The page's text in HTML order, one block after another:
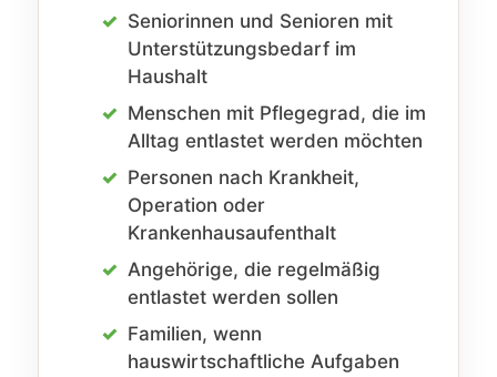
Seniorinnen und Senioren mit
Unterstützungsbedarf im
Haushalt
Menschen mit Pflegegrad, die im
Alltag entlastet werden möchten
Personen nach Krankheit,
Operation oder
Krankenhausaufenthalt
Angehörige, die regelmäßig
entlastet werden sollen
Familien, wenn
hauswirtschaftliche Aufgaben